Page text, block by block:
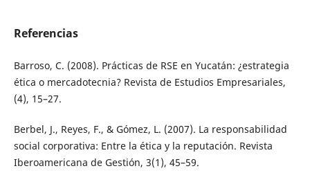
Referencias
Barroso, C. (2008). Prácticas de RSE en Yucatán: ¿estrategia
ética o mercadotecnia? Revista de Estudios Empresariales,
(4), 15–27.
Berbel, J., Reyes, F., & Gómez, L. (2007). La responsabilidad
social corporativa: Entre la ética y la reputación. Revista
Iberoamericana de Gestión, 3(1), 45–59.